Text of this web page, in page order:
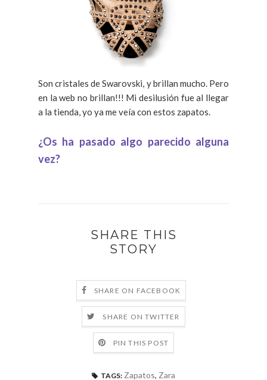
Son cristales de Swarovski, y brillan mucho. Pero
en la web no brillan!!! Mi desilusión fue al llegar
a la tienda, yo ya me veía con estos zapatos.
¿Os ha pasado algo parecido alguna
vez?
SHARE THIS
STORY
SHARE ON FACEBOOK
SHARE ON TWITTER
PIN THIS POST
TAGS: Zapatos, Zara